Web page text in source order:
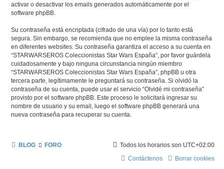
activar o desactivar los emails generados automáticamente por el
software phpBB.
Su contraseña está encriptada (cifrado de una vía) por lo tanto está
segura. Sin embargo, se recomienda que no emplee la misma contraseña
en diferentes websites. Su contraseña garantiza el acceso a su cuenta en
“STARWARSEROS Coleccionistas Star Wars España”, por favor guárdela
cuidadosamente y bajo ninguna circunstancia ningún miembro
“STARWARSEROS Coleccionistas Star Wars España”, phpBB u otra
tercera parte, legítimamente le preguntará su contraseña. Si olvidó la
contraseña de su cuenta, puede usar el servicio “Olvidé mi contraseña”
provisto por el software phpBB. Este proceso le solicitará ingresar su
nombre de usuario y su email, luego el software phpBB generará una
nueva contraseña para recuperar su cuenta.
BLOG FORO Todos los horarios son UTC+02:00
Borrar cookies
Contáctenos